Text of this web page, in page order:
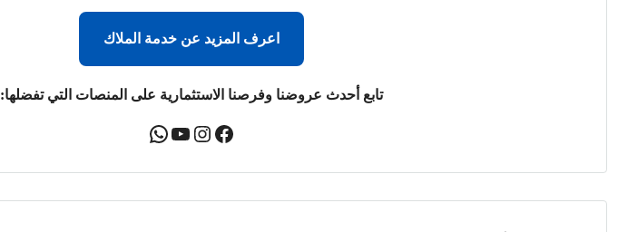
اعرف المزيد عن خدمة الملاك
تابع أحدث عروضنا وفرصنا الاستثمارية على المنصات التي تفضلها: